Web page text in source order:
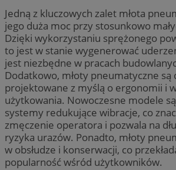
Jedną z kluczowych zalet młota
jego duża moc przy stosunkowo
Dzięki wykorzystaniu sprężonego
to jest w stanie wygenerować
jest niezbędne w pracach
Dodatkowo, młoty pneumatyczne są
projektowane z myślą o ergonomii i
użytkowania. Nowoczesne modele
systemy redukujące wibracje, co
zmęczenie operatora i pozwala na
ryzyka urazów. Ponadto, młoty
w obsłudze i konserwacji, co
popularność wśród użytkowników.